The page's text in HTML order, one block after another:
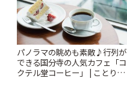
パノラマの眺めも素敵♪行列が
できる国分寺の人気カフェ「コ
クテル堂コーヒー」 | ことりっ